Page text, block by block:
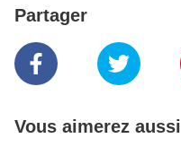
Partager
Vous aimerez aussi